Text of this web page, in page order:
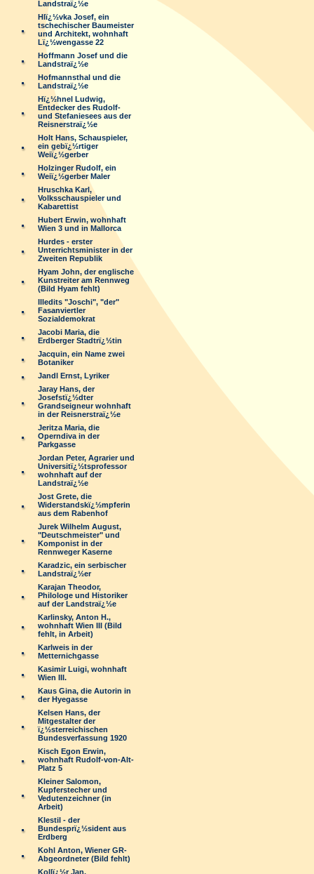
Landstraï¿½e
Hlï¿½vka Josef, ein
tschechischer Baumeister
und Architekt, wohnhaft
Lï¿½wengasse 22
Hoffmann Josef und die
Landstraï¿½e
Hofmannsthal und die
Landstraï¿½e
Hï¿½hnel Ludwig,
Entdecker des Rudolf-
und Stefaniesees aus der
Reisnerstraï¿½e
Holt Hans, Schauspieler,
ein gebï¿½rtiger
Weiï¿½gerber
Holzinger Rudolf, ein
Weiï¿½gerber Maler
Hruschka Karl,
Volksschauspieler und
Kabarettist
Hubert Erwin, wohnhaft
Wien 3 und in Mallorca
Hurdes - erster
Unterrichtsminister in der
Zweiten Republik
Hyam John, der englische
Kunstreiter am Rennweg
(Bild Hyam fehlt)
Illedits "Joschi", "der"
Fasanviertler
Sozialdemokrat
Jacobi Maria, die
Erdberger Stadtrï¿½tin
Jacquin, ein Name zwei
Botaniker
Jandl Ernst, Lyriker
Jaray Hans, der
Josefstï¿½dter
Grandseigneur wohnhaft
in der Reisnerstraï¿½e
Jeritza Maria, die
Operndiva in der
Parkgasse
Jordan Peter, Agrarier und
Universitï¿½tsprofessor
wohnhaft auf der
Landstraï¿½e
Jost Grete, die
Widerstandskï¿½mpferin
aus dem Rabenhof
Jurek Wilhelm August,
"Deutschmeister" und
Komponist in der
Rennweger Kaserne
Karadzic, ein serbischer
Landstraï¿½er
Karajan Theodor,
Philologe und Historiker
auf der Landstraï¿½e
Karlinsky, Anton H.,
wohnhaft Wien III (Bild
fehlt, in Arbeit)
Karlweis in der
Metternichgasse
Kasimir Luigi, wohnhaft
Wien III.
Kaus Gina, die Autorin in
der Hyegasse
Kelsen Hans, der
Mitgestalter der
ï¿½sterreichischen
Bundesverfassung 1920
Kisch Egon Erwin,
wohnhaft Rudolf-von-Alt-
Platz 5
Kleiner Salomon,
Kupferstecher und
Vedutenzeichner (in
Arbeit)
Klestil - der
Bundesprï¿½sident aus
Erdberg
Kohl Anton, Wiener GR-
Abgeordneter (Bild fehlt)
Kollï¿½r Jan,